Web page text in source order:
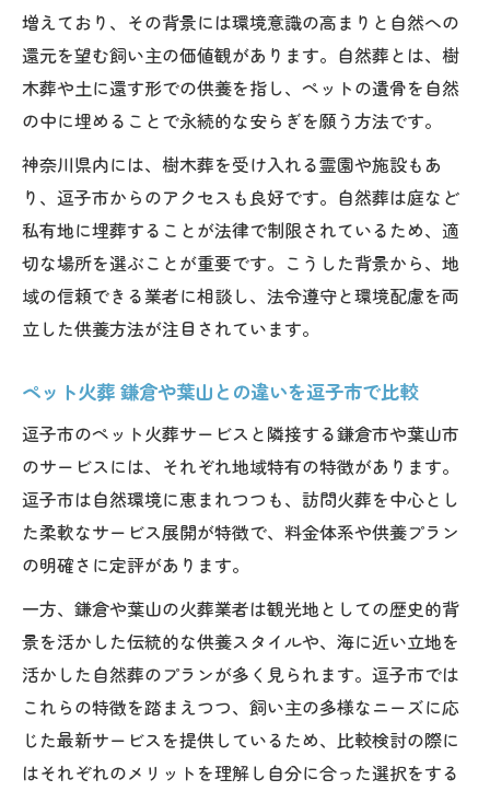
ペット火葬 鎌倉や小坪斎場との比較ポイン
トも紹介
エコ意識が高まる逗子市の火葬・供養方法
逗子市でのペット火葬は環境配慮型が新ト
レンド
エコ志向のペット火葬サービスが逗子市で
注目
逗子市でのペット火葬や自然葬の最新動向
ペット火葬 葉山や藤沢市の取り組みも参考
に
ペット火葬はペットメモリアル神奈川でエ
コ対応も可能
増えており、その背景には環境意識の高まりと自然への
還元を望む飼い主の価値観があります。自然葬とは、樹
木葬や土に還す形での供養を指し、ペットの遺骨を自然
の中に埋めることで永続的な安らぎを願う方法です。
神奈川県内には、樹木葬を受け入れる霊園や施設もあ
り、逗子市からのアクセスも良好です。自然葬は庭など
私有地に埋葬することが法律で制限されているため、適
切な場所を選ぶことが重要です。こうした背景から、地
域の信頼できる業者に相談し、法令遵守と環境配慮を両
立した供養方法が注目されています。
ペット火葬 鎌倉や葉山との違いを逗子市で比較
逗子市のペット火葬サービスと隣接する鎌倉市や葉山市
のサービスには、それぞれ地域特有の特徴があります。
逗子市は自然環境に恵まれつつも、訪問火葬を中心とし
た柔軟なサービス展開が特徴で、料金体系や供養プラン
の明確さに定評があります。
一方、鎌倉や葉山の火葬業者は観光地としての歴史的背
景を活かした伝統的な供養スタイルや、海に近い立地を
活かした自然葬のプランが多く見られます。逗子市では
これらの特徴を踏まえつつ、飼い主の多様なニーズに応
じた最新サービスを提供しているため、比較検討の際に
はそれぞれのメリットを理解し自分に合った選択をする